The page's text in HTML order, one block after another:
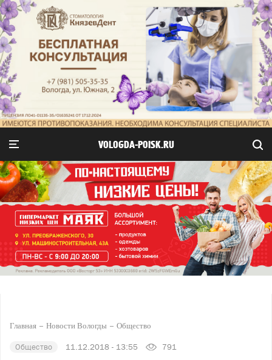
VOLOGDA-POISK.RU
Главная Новости Вологды Общество
Общество 11.12.2018 - 13:55 791